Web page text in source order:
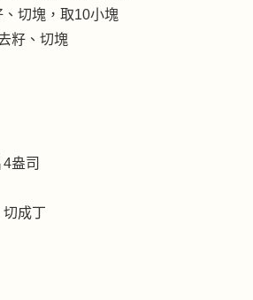
切塊，取10小塊
籽、切塊
盎司
切成丁